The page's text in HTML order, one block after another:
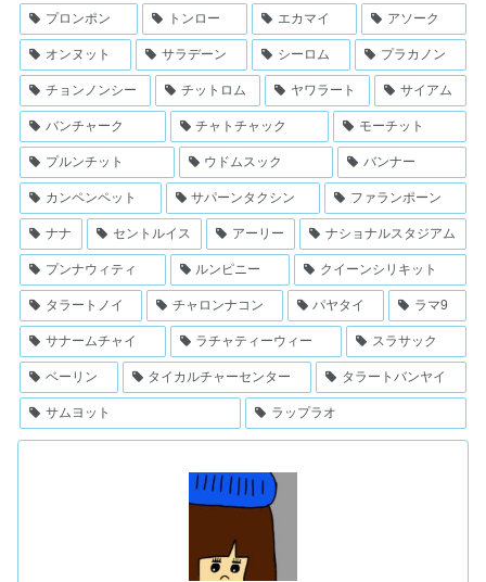
プロンポン トンロー エカマイ アソーク
オンヌット サラデーン シーロム プラカノン
チョンノンシー チットロム ヤワラート サイアム
バンチャーク チャトチャック モーチット
プルンチット ウドムスック バンナー
カンペンペット サパーンタクシン ファランポーン
ナナ セントルイス アーリー ナショナルスタジアム
プンナウィティ ルンピニー クイーンシリキット
タラートノイ チャロンナコン パヤタイ ラマ9
サナームチャイ ラチャティーウィー スラサック
ベーリン タイカルチャーセンター タラートバンヤイ
サムヨット ラップラオ